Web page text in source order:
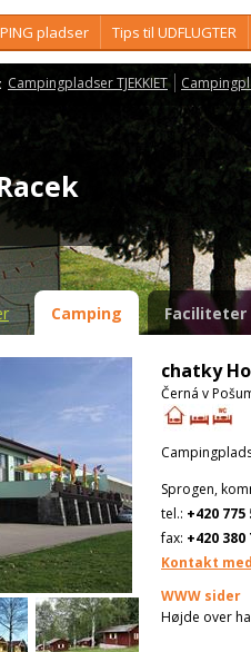
pladser Tips til UDFLUGTER
Campingpladser TJEKKIET
Camping Faciliteter
chatky
Černá v
Sprogen,
tel.: +420 775
fax: +420 380
Kontakt
WWW sider
Højde over